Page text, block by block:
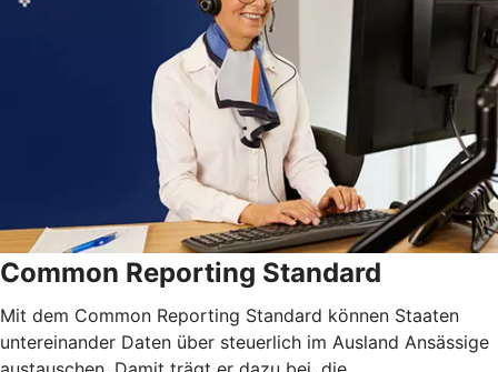
Common Reporting Standard
Mit dem Common Reporting Standard können Staaten
untereinander Daten über steuerlich im Ausland Ansässige